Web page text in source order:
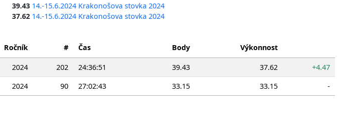
39.43 14.-15.6.2024 Krakonošova stovka 2024
37.62 14.-15.6.2024 Krakonošova stovka 2024
Ročník # Čas Body Výkonnost
2024 202 24:36:51 39.43 37.62
+4.47
2024 90 27:02:43 33.15 33.15 -